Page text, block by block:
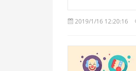
2019/1/16 12:20:16